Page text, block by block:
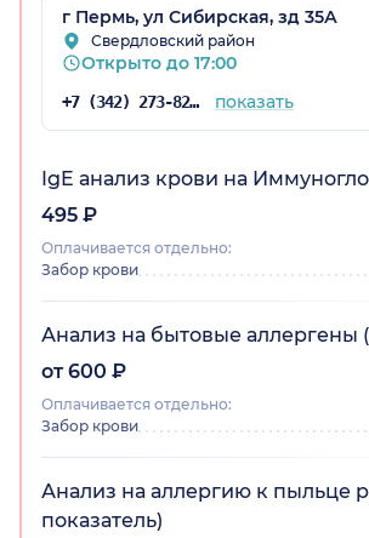
г Пермь, ул Сибирская, зд 35А
Свердловский район
Открыто до 17:00
+7 (342) 273-82-39 показать
IgE анализ крови на
495 ₽
Оплачивается отдельно:
Забор крови
Анализ на бытовые аллергены
от 600 ₽
Оплачивается отдельно:
Забор крови
Анализ на аллергию к пыльце
показатель)